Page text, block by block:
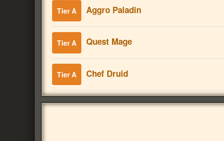
Tier A Aggro Paladin
Tier A Quest Mage
Tier A Chef Druid